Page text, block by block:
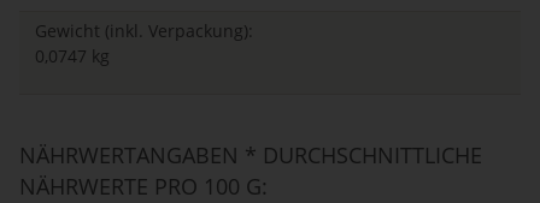
Gewicht (inkl. Verpackung):
0,0747 kg
NÄHRWERTANGABEN * DURCHSCHNITTLICHE
NÄHRWERTE PRO 100 G: